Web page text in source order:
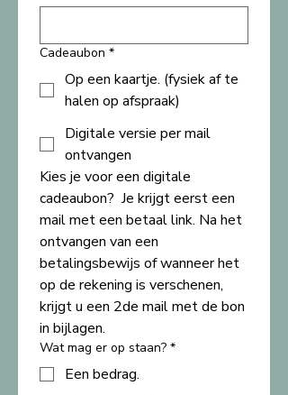
Cadeaubon *
Op een kaartje. (fysiek af te
halen op afspraak)
Digitale versie per mail
ontvangen
Kies je voor een digitale
cadeaubon?  Je krijgt eerst een
mail met een betaal link. Na het
ontvangen van een
betalingsbewijs of wanneer het
op de rekening is verschenen,
krijgt u een 2de mail met de bon
in bijlagen.
Wat mag er op staan? *
Een bedrag.